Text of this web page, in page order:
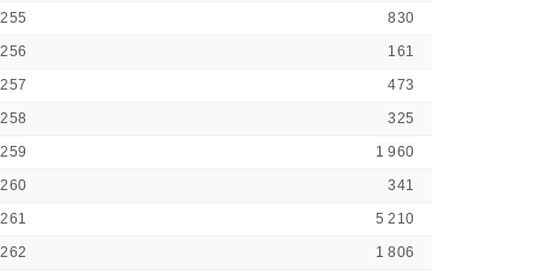
830
161
473
325
1 960
341
5 210
1 806